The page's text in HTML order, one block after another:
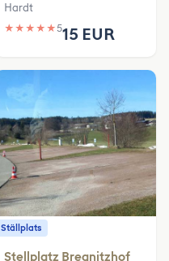
Hardt
★ ★ ★ ★ ★515 EUR
Ställplats
Stellplatz Bregnitzhof